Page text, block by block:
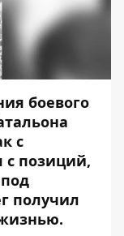
боевого
с
позиций,
получил